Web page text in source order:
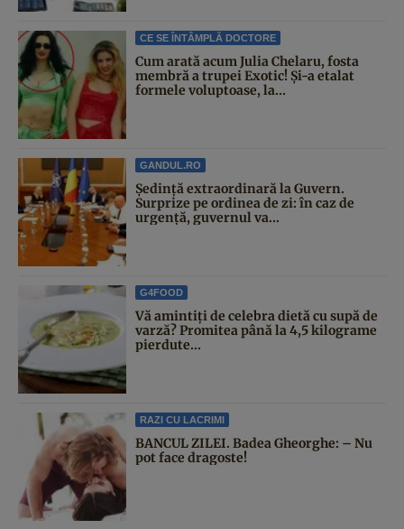
CE SE ÎNTÂMPLĂ DOCTORE
Cum arată acum Julia Chelaru, fosta
membră a trupei Exotic! Și-a etalat
formele voluptoase, la...
GANDUL.RO
Şedinţă extraordinară la Guvern.
Surprize pe ordinea de zi: în caz de
urgență, guvernul va...
G4FOOD
Vă amintiți de celebra dietă cu supă de
varză? Promitea până la 4,5 kilograme
pierdute...
RAZI CU LACRIMI
BANCUL ZILEI. Badea Gheorghe: – Nu
pot face dragoste!